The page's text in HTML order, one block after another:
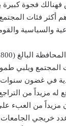
فجوة كبيرة بين
فئات المجتمع
والسياسية
المجتمع ويلبي
في غضون
له مزيداً من
من العبء
خريجي الجامعات